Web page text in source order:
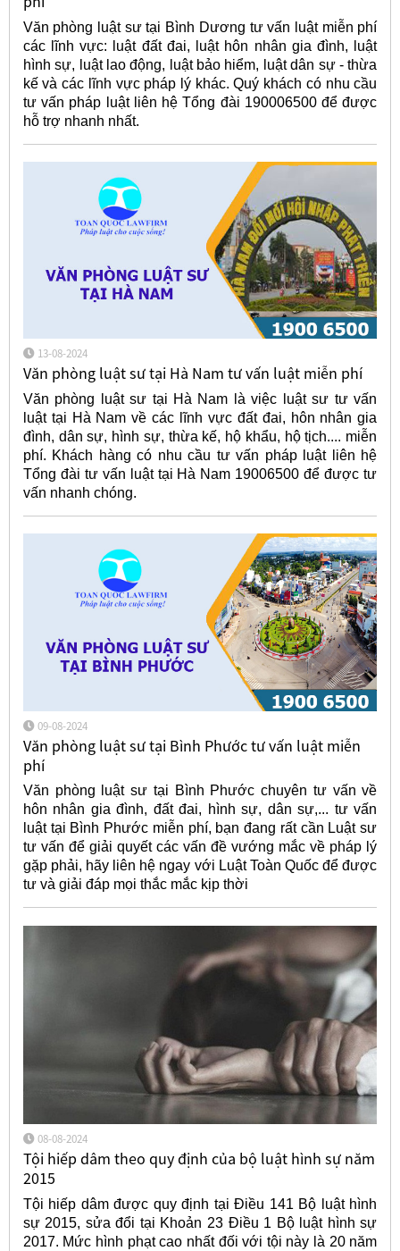
Văn phòng luật sư tại Bình Dương tư vấn luật miễn phí
các lĩnh vực: luật đất đai, luật hôn nhân gia đình, luật
hình sự, luật lao động, luật bảo hiểm, luật dân sự - thừa
kế và các lĩnh vực pháp lý khác. Quý khách có nhu cầu
tư vấn pháp luật liên hệ Tổng đài 190006500 để được
hỗ trợ nhanh nhất.
13-08-2024
Văn phòng luật sư tại Hà Nam tư vấn luật miễn phí
Văn phòng luật sư tại Hà Nam là việc luật sư tư vấn
luật tại Hà Nam về các lĩnh vực đất đai, hôn nhân gia
đình, dân sự, hình sự, thừa kế, hộ khẩu, hộ tịch.... miễn
phí. Khách hàng có nhu cầu tư vấn pháp luật liên hệ
Tổng đài tư vấn luật tại Hà Nam 19006500 để được tư
vấn nhanh chóng.
09-08-2024
Văn phòng luật sư tại Bình Phước tư vấn luật miễn
phí
Văn phòng luật sư tại Bình Phước chuyên tư vấn về
hôn nhân gia đình, đất đai, hình sự, dân sự,... tư vấn
luật tại Bình Phước miễn phí, bạn đang rất cần Luật sư
tư vấn để giải quyết các vấn đề vướng mắc về pháp lý
gặp phải, hãy liên hệ ngay với Luật Toàn Quốc để được
tư và giải đáp mọi thắc mắc kịp thời
08-08-2024
Tội hiếp dâm theo quy định của bộ luật hình sự năm
2015
Tội hiếp dâm được quy định tại Điều 141 Bộ luật hình
sự 2015, sửa đổi tại Khoản 23 Điều 1 Bộ luật hình sự
2017. Mức hình phạt cao nhất đối với tội này là 20 năm